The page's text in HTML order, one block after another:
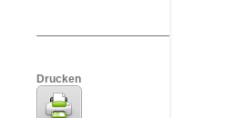
Drucken